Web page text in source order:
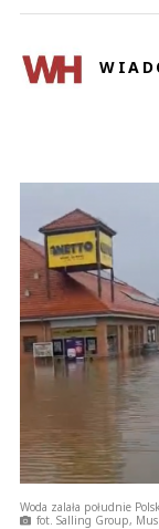
Woda zalała południe
fot. Salling Group,